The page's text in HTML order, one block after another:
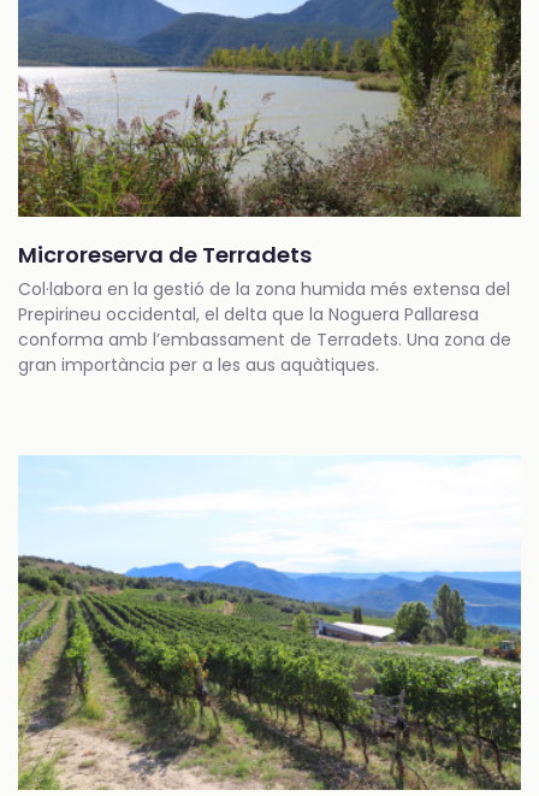
Microreserva de Terradets
Col·labora en la gestió de la zona humida més extensa del
Prepirineu occidental, el delta que la Noguera Pallaresa
conforma amb l’embassament de Terradets. Una zona de
gran importància per a les aus aquàtiques.